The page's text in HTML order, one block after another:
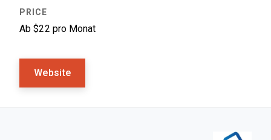
Ab $22 pro Monat
Website